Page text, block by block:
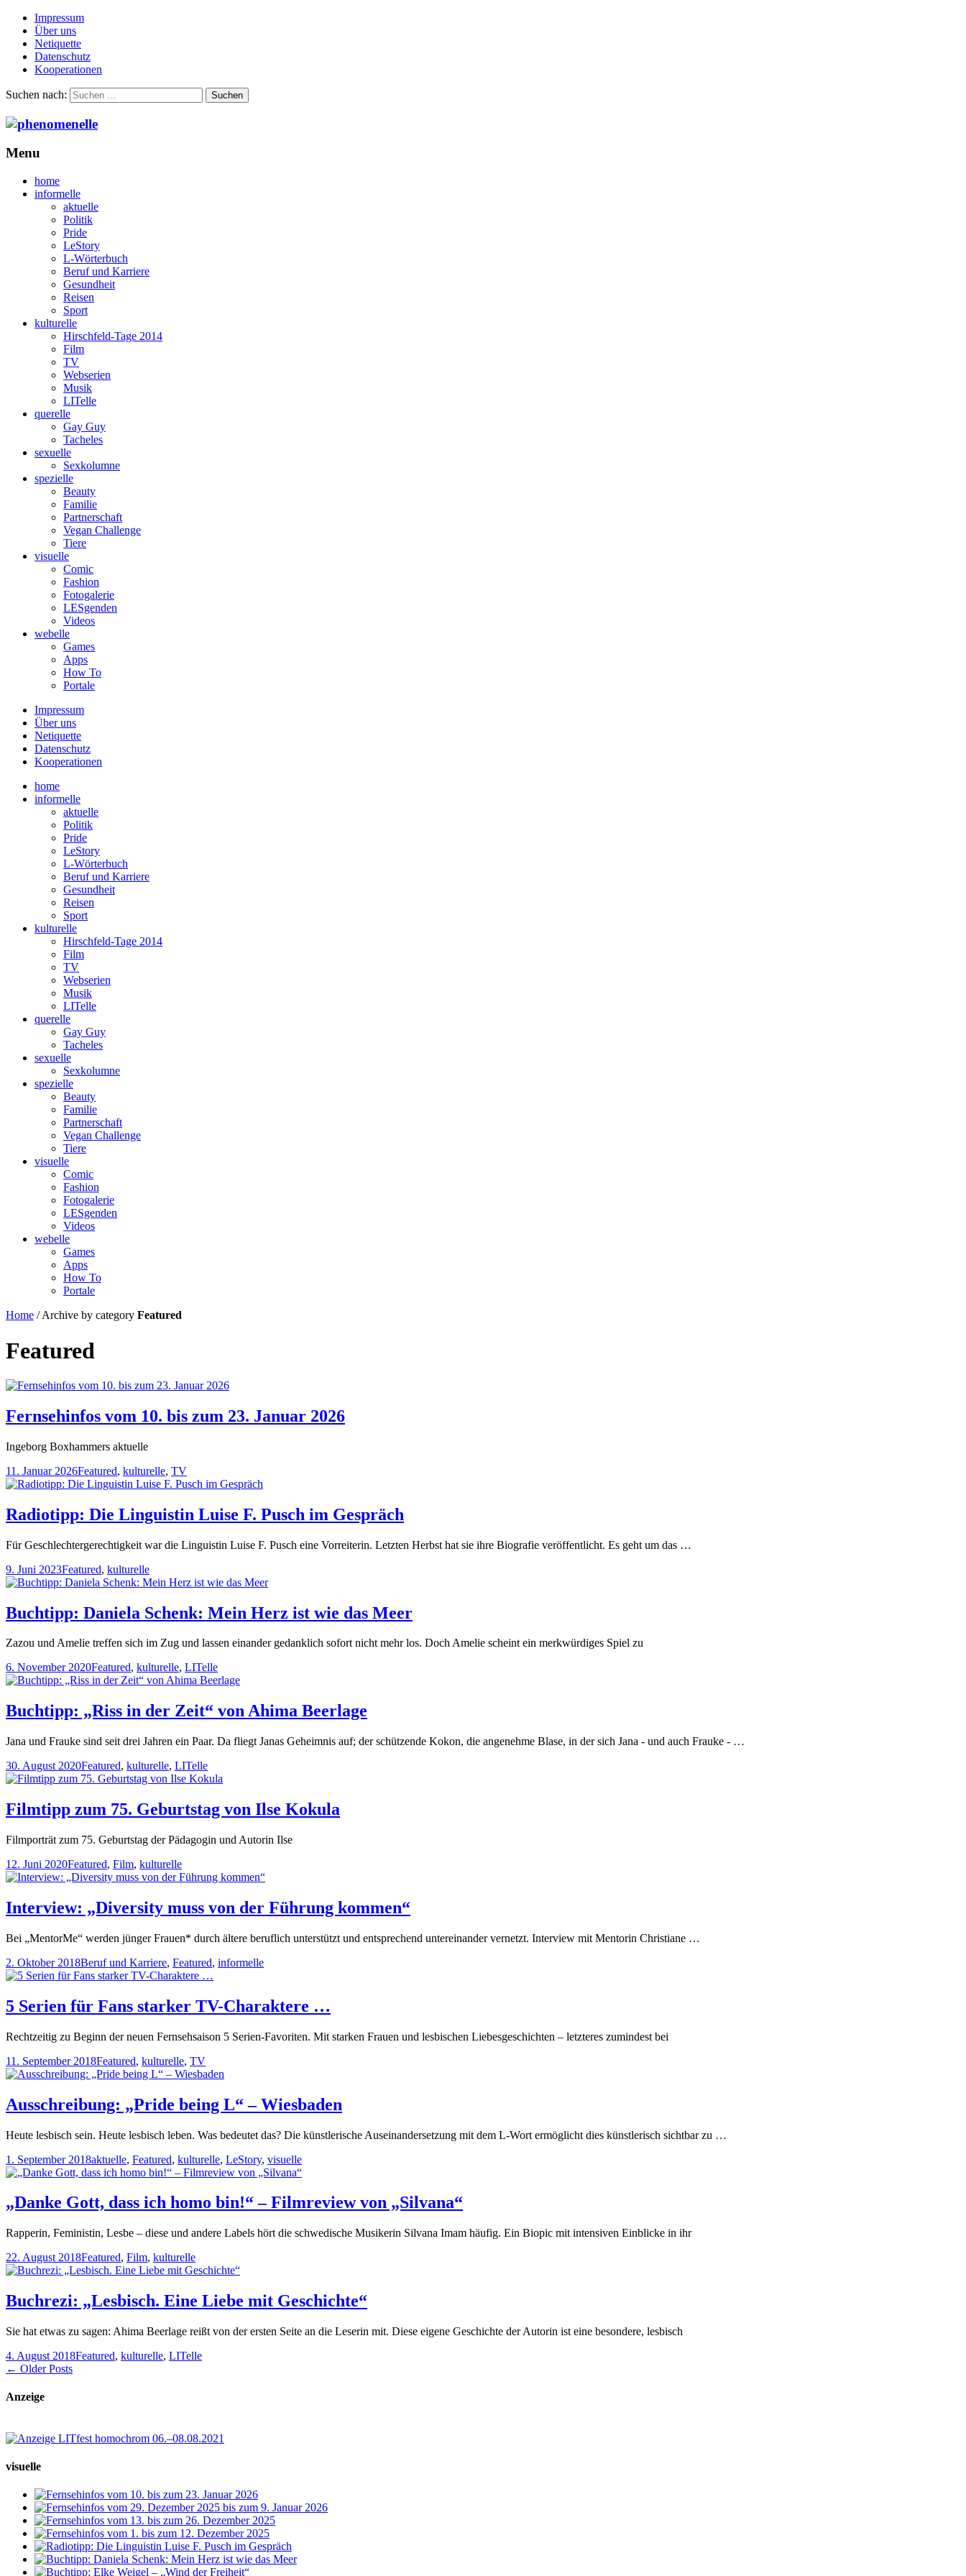
Impressum
Über uns
Netiquette
Datenschutz
Kooperationen
Suchen nach:
Menu
home
informelle
aktuelle
Politik
Pride
LeStory
L-Wörterbuch
Beruf und Karriere
Gesundheit
Reisen
Sport
kulturelle
Hirschfeld-Tage 2014
Film
TV
Webserien
Musik
LITelle
querelle
Gay Guy
Tacheles
sexuelle
Sexkolumne
spezielle
Beauty
Familie
Partnerschaft
Vegan Challenge
Tiere
visuelle
Comic
Fashion
Fotogalerie
LESgenden
Videos
webelle
Games
Apps
How To
Portale
Impressum
Über uns
Netiquette
Datenschutz
Kooperationen
home
informelle
aktuelle
Politik
Pride
LeStory
L-Wörterbuch
Beruf und Karriere
Gesundheit
Reisen
Sport
kulturelle
Hirschfeld-Tage 2014
Film
TV
Webserien
Musik
LITelle
querelle
Gay Guy
Tacheles
sexuelle
Sexkolumne
spezielle
Beauty
Familie
Partnerschaft
Vegan Challenge
Tiere
visuelle
Comic
Fashion
Fotogalerie
LESgenden
Videos
webelle
Games
Apps
How To
Portale
Home /Archive by category Featured
Featured
Fernsehinfos vom 10. bis zum 23. Januar 2026
Ingeborg Boxhammers aktuelle
11. Januar 2026Featured, kulturelle, TV
Radiotipp: Die Linguistin Luise F. Pusch im Gespräch
Für Geschlechtergerechtigkeit war die Linguistin Luise F. Pusch eine Vorreiterin. Letzten Herbst hat sie ihre Biografie veröffentlicht. Es geht um das …
9. Juni 2023Featured, kulturelle
Buchtipp: Daniela Schenk: Mein Herz ist wie das Meer
Zazou und Amelie treffen sich im Zug und lassen einander gedanklich sofort nicht mehr los. Doch Amelie scheint ein merkwürdiges Spiel zu
6. November 2020Featured, kulturelle, LITelle
Buchtipp: „Riss in der Zeit“ von Ahima Beerlage
Jana und Frauke sind seit drei Jahren ein Paar. Da fliegt Janas Geheimnis auf; der schützende Kokon, die angenehme Blase, in der sich Jana - und auch Frauke - …
30. August 2020Featured, kulturelle, LITelle
Filmtipp zum 75. Geburtstag von Ilse Kokula
Filmporträt zum 75. Geburtstag der Pädagogin und Autorin Ilse
12. Juni 2020Featured, Film, kulturelle
Interview: „Diversity muss von der Führung kommen“
Bei „MentorMe“ werden jünger Frauen* durch ältere beruflich unterstützt und entsprechend untereinander vernetzt. Interview mit Mentorin Christiane …
2. Oktober 2018Beruf und Karriere, Featured, informelle
5 Serien für Fans starker TV-Charaktere …
Rechtzeitig zu Beginn der neuen Fernsehsaison 5 Serien-Favoriten. Mit starken Frauen und lesbischen Liebesgeschichten – letzteres zumindest bei
11. September 2018Featured, kulturelle, TV
Ausschreibung: „Pride being L“ – Wiesbaden
Heute lesbisch sein. Heute lesbisch leben. Was bedeutet das? Die künstlerische Auseinandersetzung mit dem L-Wort ermöglicht dies künstlerisch sichtbar zu …
1. September 2018aktuelle, Featured, kulturelle, LeStory, visuelle
„Danke Gott, dass ich homo bin!“ – Filmreview von „Silvana“
Rapperin, Feministin, Lesbe – diese und andere Labels hört die schwedische Musikerin Silvana Imam häufig. Ein Biopic mit intensiven Einblicke in ihr
22. August 2018Featured, Film, kulturelle
Buchrezi: „Lesbisch. Eine Liebe mit Geschichte“
Sie hat etwas zu sagen: Ahima Beerlage reißt von der ersten Seite an die Leserin mit. Diese eigene Geschichte der Autorin ist eine besondere, lesbisch
4. August 2018Featured, kulturelle, LITelle
← Older Posts
Anzeige
visuelle